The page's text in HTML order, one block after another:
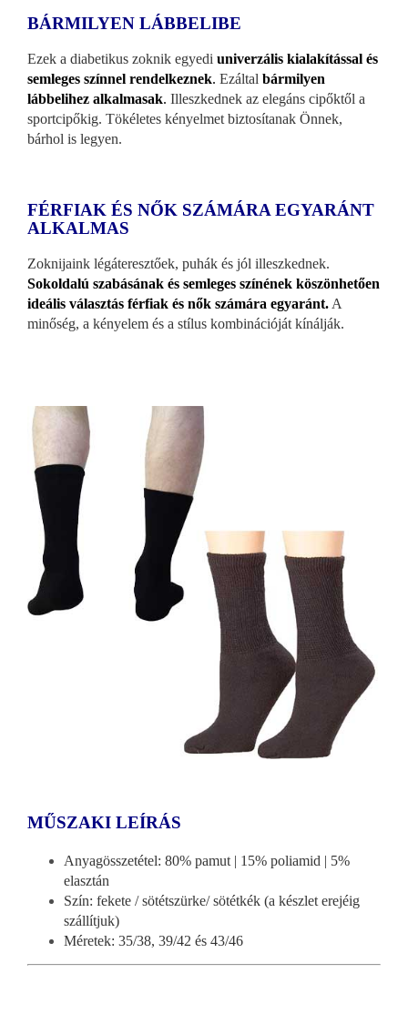
BÁRMILYEN LÁBBELIBE
Ezek a diabetikus zoknik egyedi univerzális kialakítással és
semleges színnel rendelkeznek. Ezáltal bármilyen
lábbelihez alkalmasak. Illeszkednek az elegáns cipőktől a
sportcipőkig. Tökéletes kényelmet biztosítanak Önnek,
bárhol is legyen.
FÉRFIAK ÉS NŐK SZÁMÁRA EGYARÁNT
ALKALMAS
Zoknijaink légáteresztőek, puhák és jól illeszkednek.
Sokoldalú szabásának és semleges színének köszönhetően
ideális választás férfiak és nők számára egyaránt. A
minőség, a kényelem és a stílus kombinációját kínálják.
MŰSZAKI LEÍRÁS
Anyagösszetétel: 80% pamut | 15% poliamid | 5%
elasztán
Szín: fekete / sötétszürke/sötétkék (a készlet erejéig
szállítjuk)
Méretek: 35/38, 39/42 és 43/46